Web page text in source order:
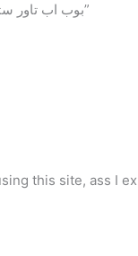
2 thoughts on “بوب اب تاور ستاند ابراج العرض الدعائية”
this site, ass I